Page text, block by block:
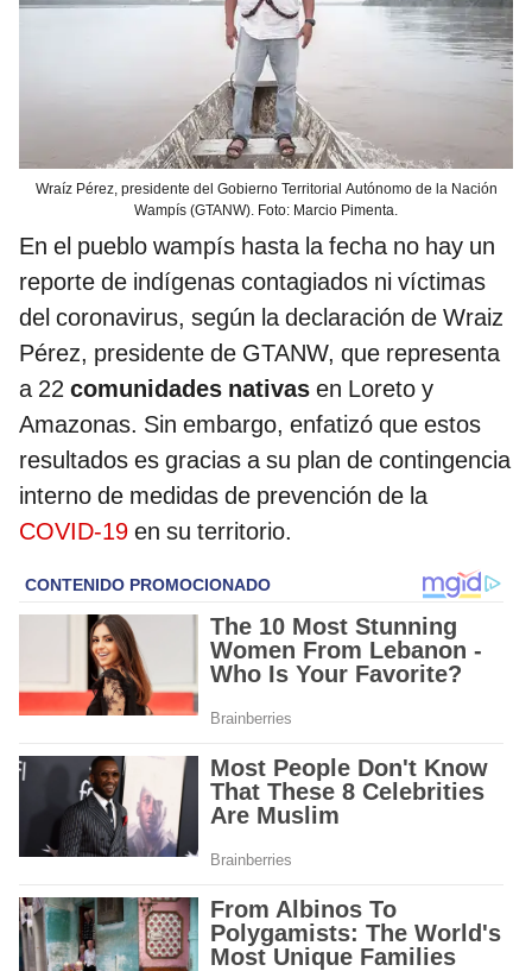
Wraíz Pérez, presidente del Gobierno Territorial Autónomo de la Nación
Wampís (GTANW). Foto: Marcio Pimenta.
En el pueblo wampís hasta la fecha no hay un
reporte de indígenas contagiados ni víctimas
del coronavirus, según la declaración de Wraiz
Pérez, presidente de GTANW, que representa
a 22 comunidades nativas en Loreto y
Amazonas. Sin embargo, enfatizó que estos
resultados es gracias a su plan de contingencia
interno de medidas de prevención de la
COVID-19 en su territorio.